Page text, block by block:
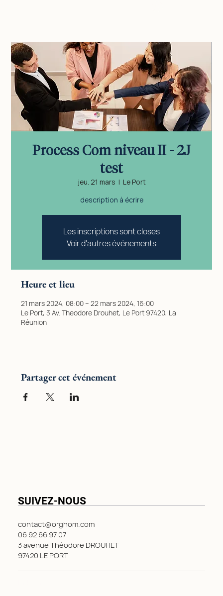
Process Com niveau II - 2J
test
jeu. 21 mars
  |
Le Port
description à écrire
Les inscriptions sont closes
Voir d'autres événements
Heure et lieu
21 mars 2024, 08:00 – 22 mars 2024, 16:00
Le Port, 3 Av. Theodore Drouhet, Le Port 97420, La
Réunion
Partager cet événement
contact@orghom.com
06 92 66 97 07
3 avenue Théodore DROUHET
97420 LE PORT
SUIVEZ-NOUS